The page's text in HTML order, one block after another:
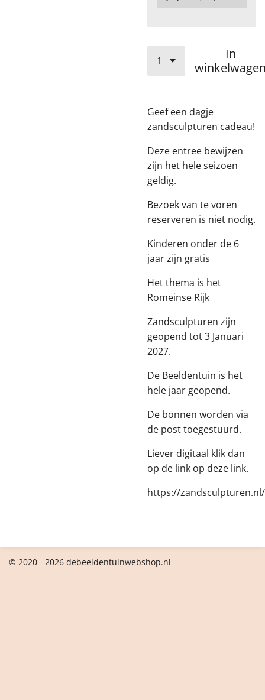
In
Geef een dagje
zandsculpturen cadeau!
Deze entree bewijzen
zijn het hele seizoen
geldig.
Bezoek van te voren
reserveren is niet nodig.
Kinderen onder de 6
jaar zijn gratis
Het thema is het
Romeinse Rijk
Zandsculpturen zijn
geopend tot 3 Januari
2027.
De Beeldentuin is het
hele jaar geopend.
De bonnen worden via
de post toegestuurd.
Liever digitaal klik dan
op de link op deze link.
https://
© 2020 - 2026 debeeldentuinwebshop.nl